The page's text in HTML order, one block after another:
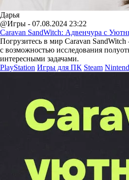
Дарья
@Игры - 07.08.2024 23:22
Caravan SandWitch: Адвенчура с
Погрузитесь в мир Caravan
с возможностью исследования
интересными задачами.
PlayStation Игры для ПК Steam